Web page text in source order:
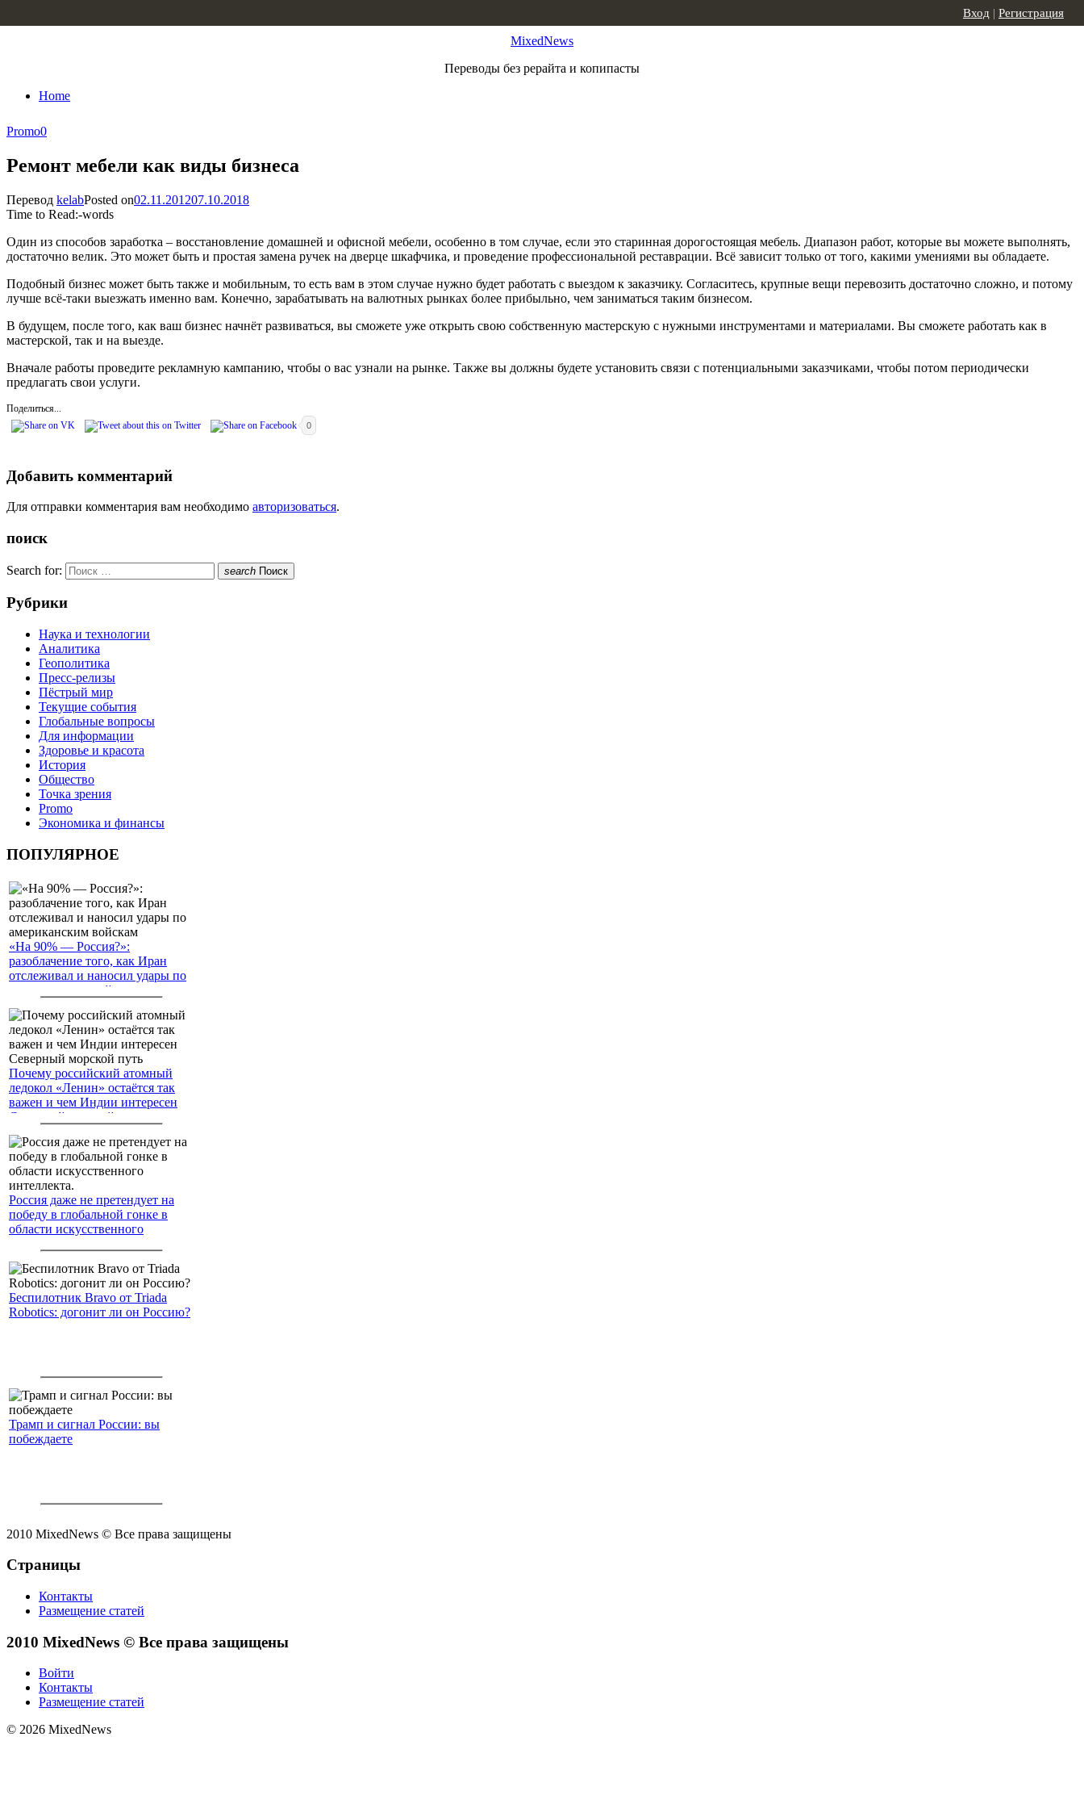
MixedNews
Переводы без рерайта и копипасты
Home
Вход | Регистрация
Promo0
Ремонт мебели как виды бизнеса
Перевод kelabPosted on02.11.201207.10.2018
Time to Read:-words
Один из способов заработка – восстановление домашней и офисной мебели, особенно в том случае, если это старинная дорогостоящая мебель. Диапазон работ, которые вы можете выполнять,
достаточно велик. Это может быть и простая замена ручек на дверце шкафчика, и проведение профессиональной реставрации. Всё зависит только от того, какими умениями вы обладаете.
Подобный бизнес может быть также и мобильным, то есть вам в этом случае нужно будет работать с выездом к заказчику. Согласитесь, крупные вещи перевозить достаточно сложно, и потому
лучше всё-таки выезжать именно вам. Конечно, зарабатывать на валютных рынках более прибыльно, чем заниматься таким бизнесом.
В будущем, после того, как ваш бизнес начнёт развиваться, вы сможете уже открыть свою собственную мастерскую с нужными инструментами и материалами. Вы сможете работать как в
мастерской, так и на выезде.
Вначале работы проведите рекламную кампанию, чтобы о вас узнали на рынке. Также вы должны будете установить связи с потенциальными заказчиками, чтобы потом периодически
предлагать свои услуги.
Поделиться...
0
Добавить комментарий
Для отправки комментария вам необходимо авторизоваться.
поиск
Search for: search Поиск
Рубрики
Наука и технологии
Аналитика
Геополитика
Пресс-релизы
Пёстрый мир
Текущие события
Глобальные вопросы
Для информации
Здоровье и красота
История
Общество
Точка зрения
Promo
Экономика и финансы
ПОПУЛЯРНОЕ
«На 90% — Россия?»:
разоблачение того, как Иран
отслеживал и наносил удары по
американским войскам
Почему российский атомный
ледокол «Ленин» остаётся так
важен и чем Индии интересен
Северный морской путь
Россия даже не претендует на
победу в глобальной гонке в
области искусственного
Беспилотник Bravo от Triada
Robotics: догонит ли он Россию?
Трамп и сигнал России: вы
побеждаете
2010 MixedNews © Все права защищены
Страницы
Контакты
Размещение статей
2010 MixedNews © Все права защищены
Войти
Контакты
Размещение статей
© 2026 MixedNews